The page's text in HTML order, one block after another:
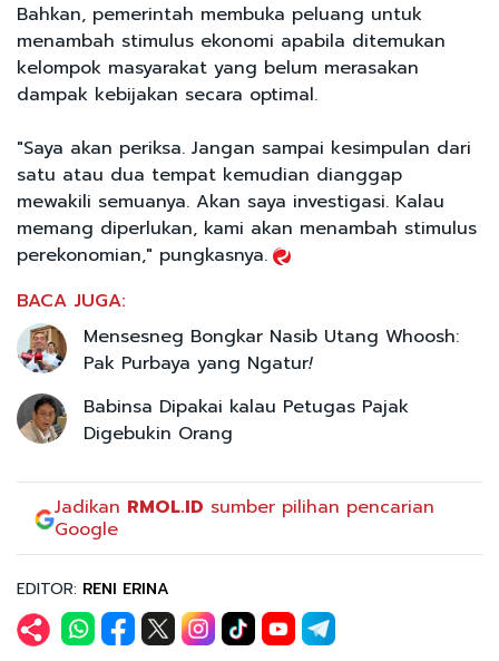
Bahkan, pemerintah membuka peluang untuk
menambah stimulus ekonomi apabila ditemukan
kelompok masyarakat yang belum merasakan
dampak kebijakan secara optimal.
"Saya akan periksa. Jangan sampai kesimpulan dari
satu atau dua tempat kemudian dianggap
mewakili semuanya. Akan saya investigasi. Kalau
memang diperlukan, kami akan menambah stimulus
perekonomian," pungkasnya.
BACA JUGA:
Mensesneg Bongkar Nasib Utang Whoosh:
Pak Purbaya yang Ngatur!
Babinsa Dipakai kalau Petugas Pajak
Digebukin Orang
Jadikan RMOL.ID sumber pilihan pencarian
Google
EDITOR: RENI ERINA